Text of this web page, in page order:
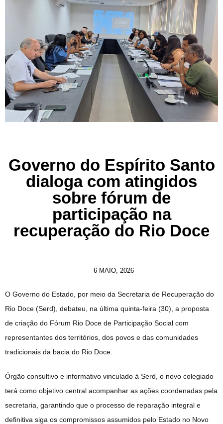
Governo do Espírito Santo
dialoga com atingidos
sobre fórum de
participação na
recuperação do Rio Doce
6 MAIO, 2026
O Governo do Estado, por meio da Secretaria de Recuperação do
Rio Doce (Serd), debateu, na última quinta-feira (30), a proposta
de criação do Fórum Rio Doce de Participação Social com
representantes dos territórios, dos povos e das comunidades
tradicionais da bacia do Rio Doce.
Órgão consultivo e informativo vinculado à Serd, o novo colegiado
terá como objetivo central acompanhar as ações coordenadas pela
secretaria, garantindo que o processo de reparação integral e
definitiva siga os compromissos assumidos pelo Estado no Novo